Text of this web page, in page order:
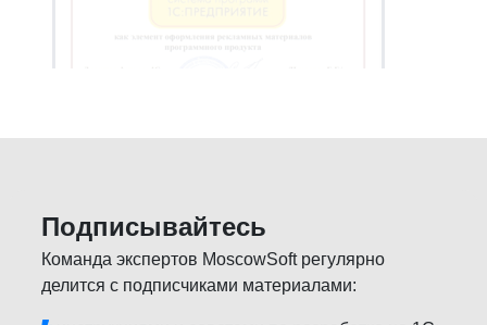
Подписывайтесь
Команда экспертов MoscowSoft регулярно
делится с подписчиками материалами: